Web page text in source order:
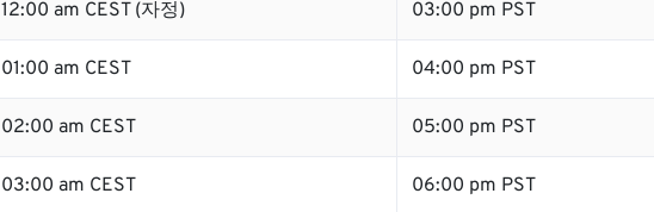
12:00 am CEST (자정) 03:00 pm PST
01:00 am CEST 04:00 pm PST
02:00 am CEST 05:00 pm PST
03:00 am CEST 06:00 pm PST